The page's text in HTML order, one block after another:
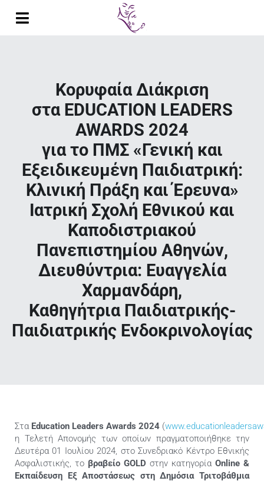
Toggle
Δημοσιεύσεις
Παρουσιάσεις σε Συνέδρια
Διαλέξεις
Έρευνα
Διδακτικό Έργο
Κλινικό Έργο
Ελληνικά
Κορυφαία Διάκριση
στα EDUCATION LEADERS
AWARDS 2024
για το ΠΜΣ «Γενική και
Εξειδικευμένη Παιδιατρική:
Κλινική Πράξη και Έρευνα»
Ιατρική Σχολή Εθνικού και
Καποδιστριακού
Πανεπιστημίου Αθηνών,
Διευθύντρια: Ευαγγελία
Χαρμανδάρη,
Καθηγήτρια Παιδιατρικής-
Παιδιατρικής Ενδοκρινολογίας
Στα Education Leaders Awards 2024 (
η Τελετή Απονομής των οποίων πραγματοποιήθηκε την
Δευτέρα 01 Ιουλίου 2024, στο Συνεδριακό Κέντρο Εθνικής
Ασφαλιστικής, το βραβείο GOLD στην κατηγορία Online &
Εκπαίδευση Εξ Αποστάσεως στη Δημόσια Τριτοβάθμια